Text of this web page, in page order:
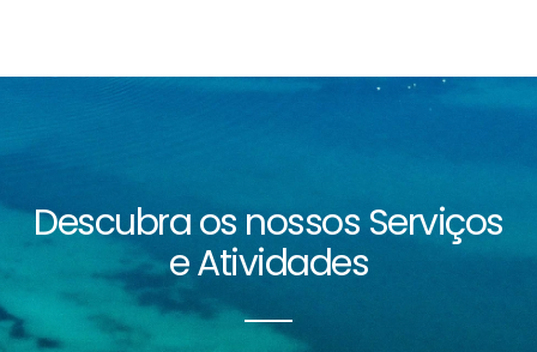
Descubra os nossos Serviços
e Atividades